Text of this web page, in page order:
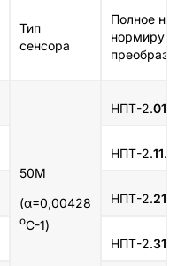
Тип
сенсора
Полное
50М
(α=0,00428
оС-1)
НПТ-2.01
НПТ-2.11.1.2
НПТ-2.21
НПТ-2.31